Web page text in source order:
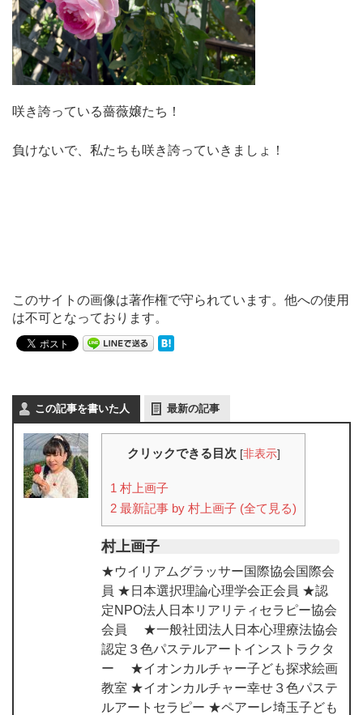
咲き誇っている薔薇嬢たち！
負けないで、私たちも咲き誇っていきましょ！
このサイトの画像は著作権で守られています。他への使用
は不可となっております。
この記事を書いた人 最新の記事
クリックできる目次 [非表示]
1 村上画子
2 最新記事 by 村上画子 (全て見る)
村上画子
★ウイリアムグラッサー国際協会国際会
員 ★日本選択理論心理学会正会員 ★認
定NPO法人日本リアリティセラピー協会
会員 ★一般社団法人日本心理療法協会
認定３色パステルアートインストラクタ
ー ★イオンカルチャー子ども探求絵画
教室 ★イオンカルチャー幸せ３色パステ
ルアートセラピー ★ペアーレ埼玉子ども